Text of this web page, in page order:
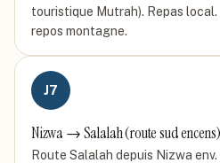
touristique Mutrah). Repas
repos montagne.
J7
Nizwa → Salalah (route sud encens)
Route Salalah depuis Nizwa